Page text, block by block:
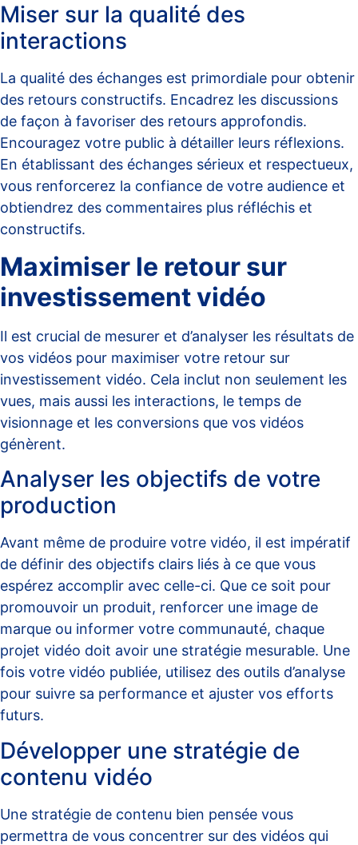
Miser sur la qualité des
interactions
La qualité des échanges est primordiale pour obtenir
des retours constructifs. Encadrez les discussions
de façon à favoriser des retours approfondis.
Encouragez votre public à détailler leurs réflexions.
En établissant des échanges sérieux et respectueux,
vous renforcerez la confiance de votre audience et
obtiendrez des commentaires plus réfléchis et
constructifs.
Maximiser le retour sur
investissement vidéo
Il est crucial de mesurer et d’analyser les résultats de
vos vidéos pour maximiser votre retour sur
investissement vidéo. Cela inclut non seulement les
vues, mais aussi les interactions, le temps de
visionnage et les conversions que vos vidéos
génèrent.
Analyser les objectifs de votre
production
Avant même de produire votre vidéo, il est impératif
de définir des objectifs clairs liés à ce que vous
espérez accomplir avec celle-ci. Que ce soit pour
promouvoir un produit, renforcer une image de
marque ou informer votre communauté, chaque
projet vidéo doit avoir une stratégie mesurable. Une
fois votre vidéo publiée, utilisez des outils d’analyse
pour suivre sa performance et ajuster vos efforts
futurs.
Développer une stratégie de
contenu vidéo
Une stratégie de contenu bien pensée vous
permettra de vous concentrer sur des vidéos qui